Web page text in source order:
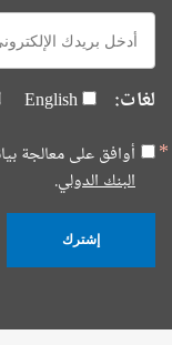
E-
mail:
لغات: English
أوافق على معالجة
البنك الدولي.
إشترك